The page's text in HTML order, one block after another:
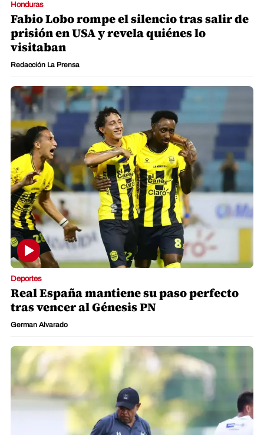
Honduras
Fabio Lobo rompe el silencio tras salir de
prisión en USA y revela quiénes lo
visitaban
Redacción La Prensa
Deportes
Real España mantiene su paso perfecto
tras vencer al Génesis PN
German Alvarado